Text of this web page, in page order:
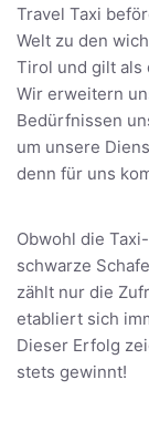
Travel Taxi
Welt zu den
Tirol und gilt als
Wir erweitern
Bedürfnissen
um unsere
denn für uns
Obwohl die
schwarze
zählt nur die
etabliert sich
Dieser Erfolg
stets gewinnt!